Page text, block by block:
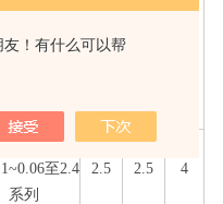
！有什么可以帮
至2.4
系列
1.5
列
至60
至2.4
系列
2.5 2.5 4